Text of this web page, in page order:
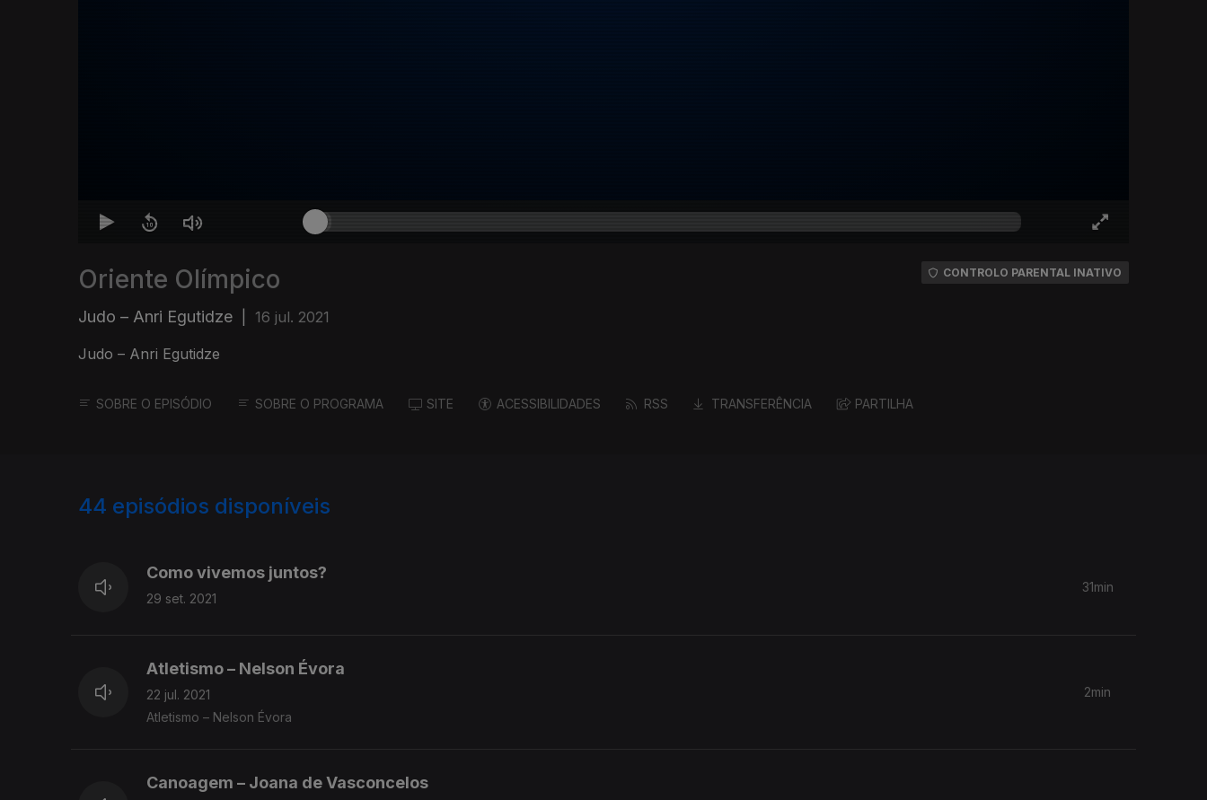
Oriente Olímpico
Judo – Anri Egutidze 16 jul. 2021
Judo – Anri Egutidze
CONTROLO PARENTAL INATIVO
SOBRE O EPISÓDIO SOBRE O PROGRAMA SITE ACESSIBILIDADES RSS TRANSFERÊNCIA PARTILHA
44 episódios disponíveis
Como vivemos juntos?
29 set. 2021
31min
Atletismo – Nelson Évora
22 jul. 2021
Atletismo – Nelson Évora
2min
Canoagem – Joana de Vasconcelos